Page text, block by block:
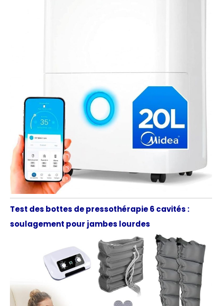
Test des bottes de pressothérapie 6 cavités :
soulagement pour jambes lourdes